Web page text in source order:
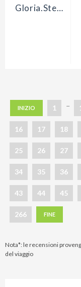
Gloria.stefanoni
INIZIO 1
16 17 18
25 26 27
34 35 36
43 44 45
266 FINE
Nota*: le recensioni
del viaggio